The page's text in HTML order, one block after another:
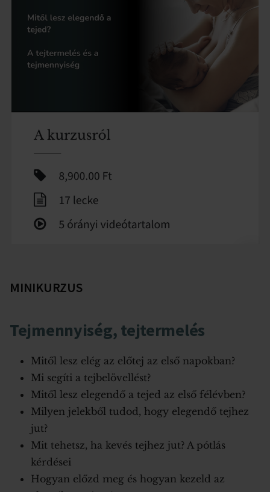
MINIKURZUS
Tejmennyiség, tejtermelés
Mitől lesz elég az előtej az első napokban?
Mi segíti a tejbelövellést?
Mitől lesz elegendő a tejed az első félévben?
Milyen jelekből tudod, hogy elegendő tejhez
jut?
Mit tehetsz, ha kevés tejhez jut? A pótlás
kérdései
Hogyan előzd meg és hogyan kezeld az